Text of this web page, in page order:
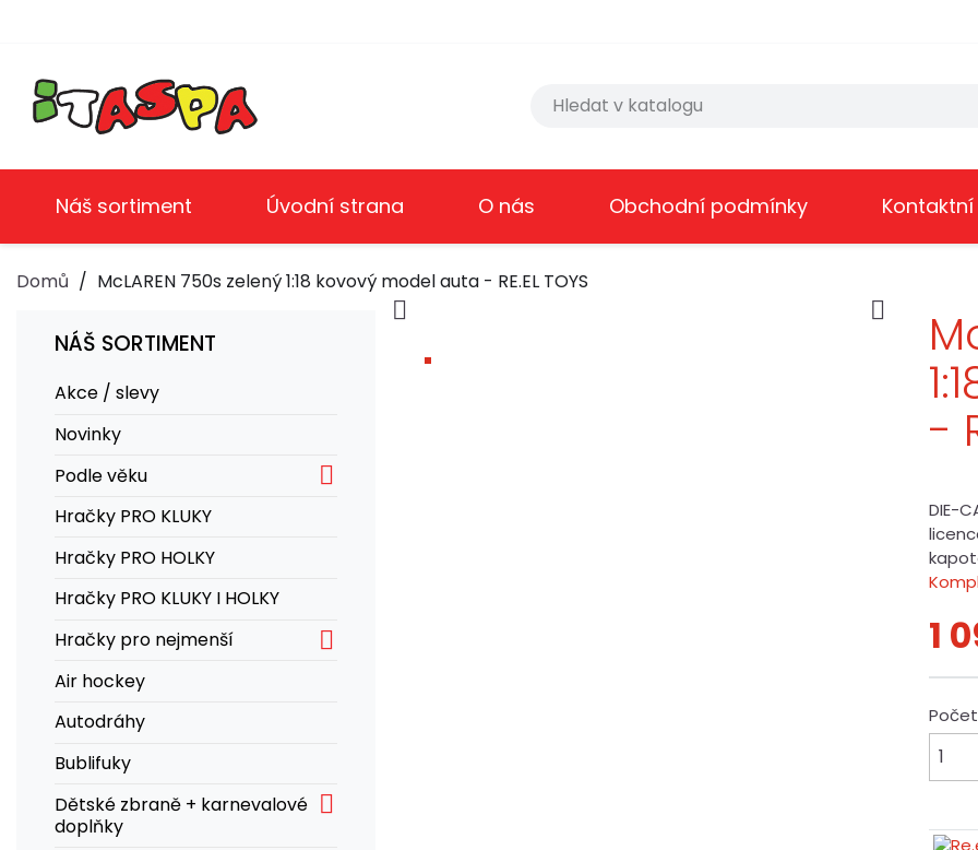
Náš sortiment Úvodní strana O nás Obchodní podmínky
Domů McLAREN 750s zelený 1:18 kovový model auta - RE.EL TOYS
NÁŠ SORTIMENT
Akce / slevy
Novinky
Podle věku

Hračky PRO KLUKY
Hračky PRO HOLKY
Hračky PRO KLUKY I HOLKY
Hračky pro nejmenší

Air hockey
Autodráhy
Bublifuky
Dětské zbraně + karnevalové
doplňky

 
-
DIE-
1
Počet